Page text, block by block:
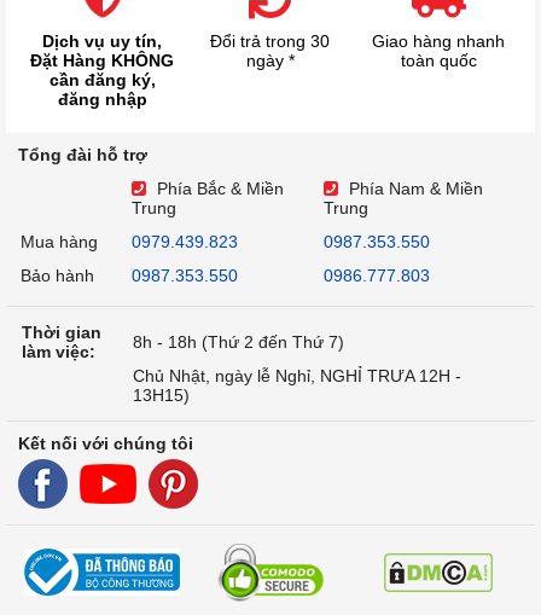
Dịch vụ uy tín,
Đặt Hàng KHÔNG
cần đăng ký,
đăng nhập
Đổi trả trong 30
ngày *
Giao hàng nhanh
toàn quốc
Tổng đài hỗ trợ
Phía Bắc & Miền
Trung
Phía Nam & Miền
Trung
Mua hàng
0979.439.823
0987.353.550
Bảo hành
0987.353.550 0986.777.803
Thời gian
làm việc:
8h - 18h (Thứ 2 đến Thứ 7)
Chủ Nhật, ngày lễ Nghỉ, NGHỈ TRƯA 12H -
13H15)
Kết nối với chúng tôi